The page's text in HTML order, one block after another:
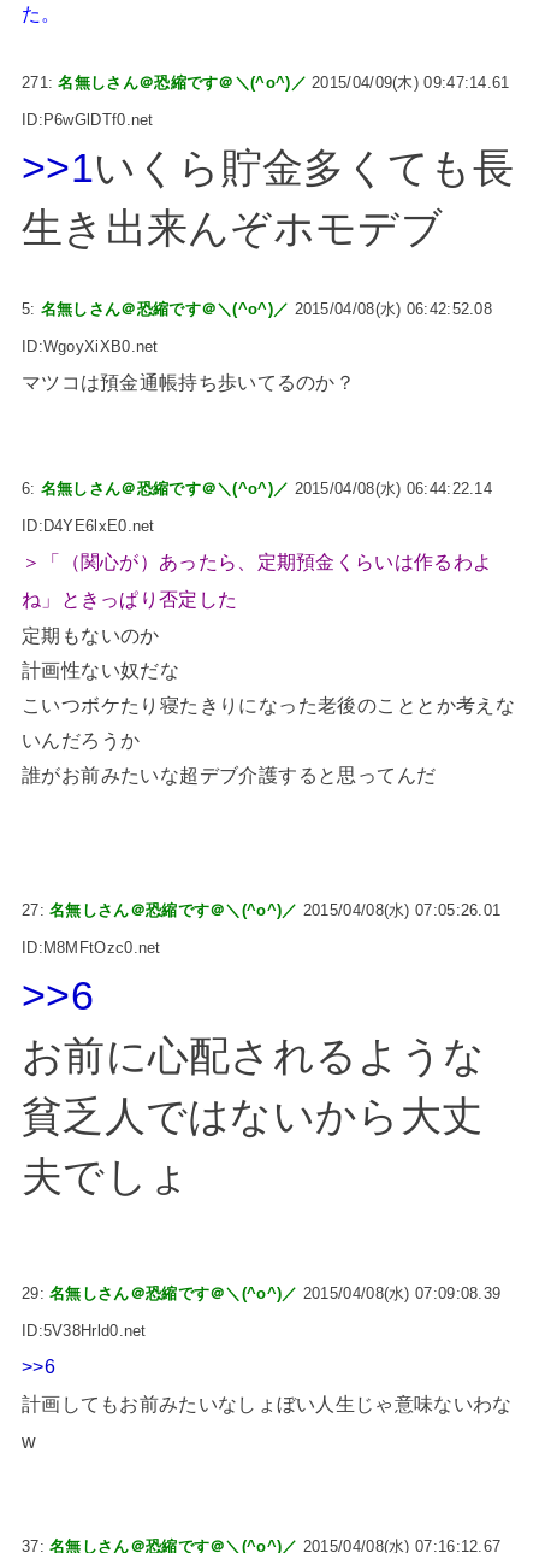
た。
271:名無しさん＠恐縮です＠＼(^o^)／ 2015/04/09(木) 09:47:14.61
ID:P6wGlDTf0.net
>>1いくら貯金多くても長
生き出来んぞホモデブ
5: 名無しさん＠恐縮です＠＼(^o^)／ 2015/04/08(水) 06:42:52.08
ID:WgoyXiXB0.net
マツコは預金通帳持ち歩いてるのか？
6: 名無しさん＠恐縮です＠＼(^o^)／ 2015/04/08(水) 06:44:22.14
ID:D4YE6lxE0.net
＞「（関心が）あったら、定期預金くらいは作るわよ
ね」ときっぱり否定した
定期もないのか
計画性ない奴だな
こいつボケたり寝たきりになった老後のこととか考えな
いんだろうか
誰がお前みたいな超デブ介護すると思ってんだ
27:名無しさん＠恐縮です＠＼(^o^)／ 2015/04/08(水) 07:05:26.01
ID:M8MFtOzc0.net
>>6
お前に心配されるような
貧乏人ではないから大丈
夫でしょ
29:名無しさん＠恐縮です＠＼(^o^)／ 2015/04/08(水) 07:09:08.39
ID:5V38Hrld0.net
>>6
計画してもお前みたいなしょぼい人生じゃ意味ないわな
w
37:名無しさん＠恐縮です＠＼(^o^)／ 2015/04/08(水) 07:16:12.67